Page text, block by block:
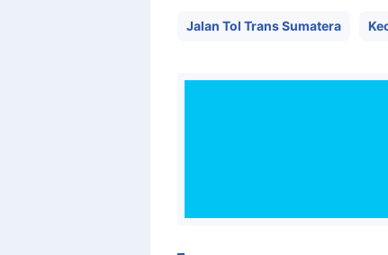
Jalan Tol Trans Sumatera